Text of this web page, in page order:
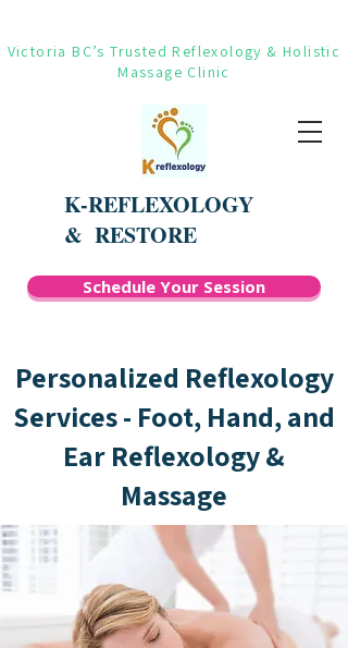
Victoria BC’s Trusted Reflexology & Holistic
Massage Clinic
K-REFLEXOLOGY
& RESTORE
Schedule Your Session
Personalized Reflexology
Services - Foot, Hand, and
Ear Reflexology &
Massage